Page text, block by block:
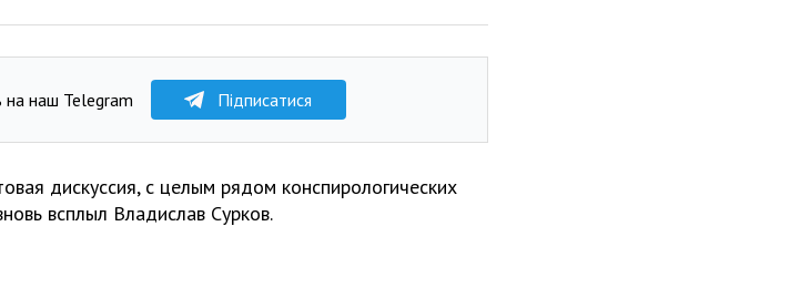
на наш Telegram Підписатися
дискуссия, с целым рядом конспирологических
всплыл Владислав Сурков.